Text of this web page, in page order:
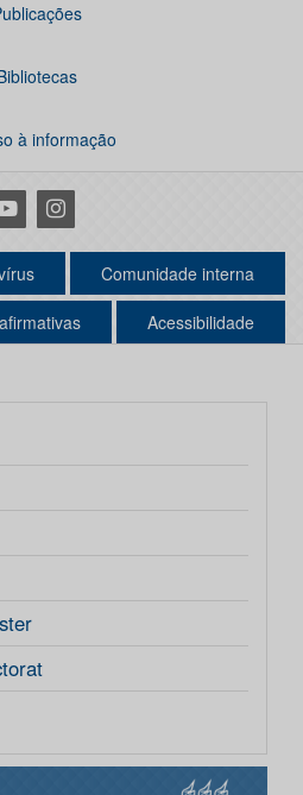
à informação
Instagram
Comunidade interna
Acessibilidade